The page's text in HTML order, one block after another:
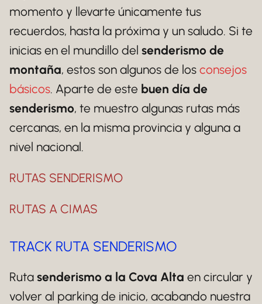
momento y llevarte únicamente tus
recuerdos, hasta la próxima y un saludo. Si te
inicias en el mundillo del senderismo de
montaña, estos son algunos de los consejos
básicos. Aparte de este buen día de
senderismo, te muestro algunas rutas más
cercanas, en la misma provincia y alguna a
nivel nacional.
RUTAS SENDERISMO
RUTAS A CIMAS
TRACK RUTA SENDERISMO
Ruta senderismo a la Cova Alta en circular y
volver al parking de inicio, acabando nuestra